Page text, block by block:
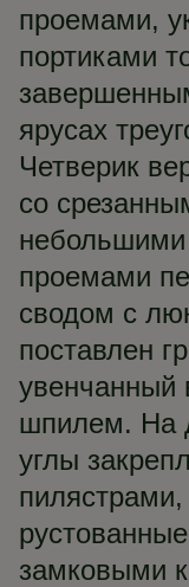
проемами,
портиками
ярусах
Четверик
со
небольшими
проемами
сводом с
поставлен
увенчанный
шпилем. На
углы
замковыми